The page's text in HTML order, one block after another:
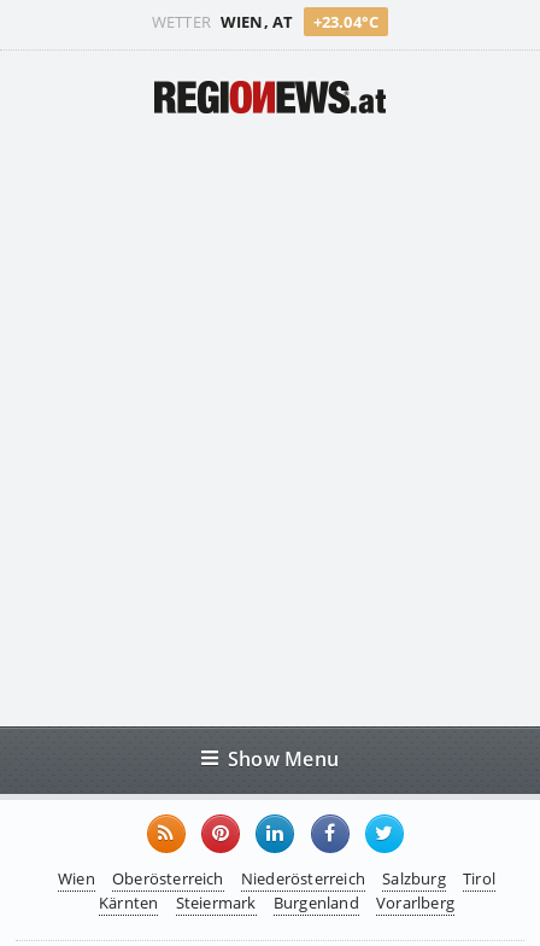
WETTER WIEN, AT +23.04°C
Show Menu
Wien Oberösterreich Niederösterreich Salzburg
Tirol
Kärnten
Steiermark Burgenland Vorarlberg